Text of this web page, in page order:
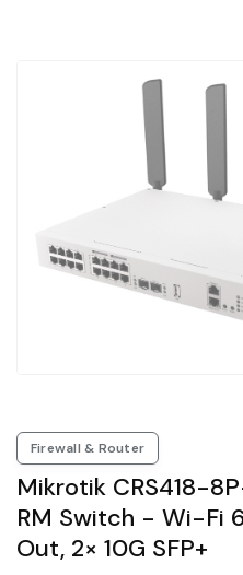
Firewall & Router
Mikrotik CRS418-
RM Switch - Wi-Fi
Out, 2× 10G SFP+